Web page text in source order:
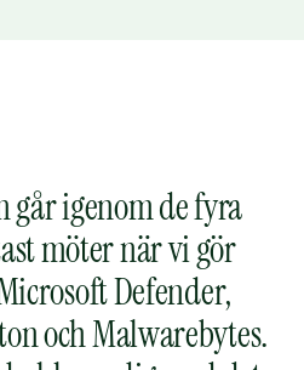
går igenom de fyra
möter när vi gör
Defender,
och Malwarebytes.